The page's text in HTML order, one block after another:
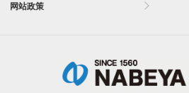
网站政策